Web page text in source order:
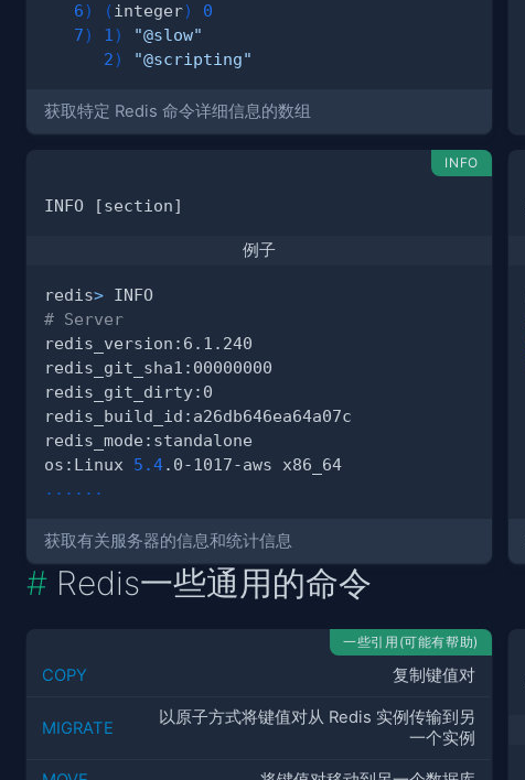
6) (integer)
0
7) 1)
"@slow"
2) "@scripting"
获取特定 Redis 命令详细信息的数组
INFO
例子
redis>
# Server
os:Linux 5.4
.. .. ..
获取有关服务器的信息和统计信息
Redis一些通用的命令
一些引用(可能有帮助)
COPY 复制键值对
MIGRATE
以原子方式将键值对从 Redis 实例传输到另
一个实例